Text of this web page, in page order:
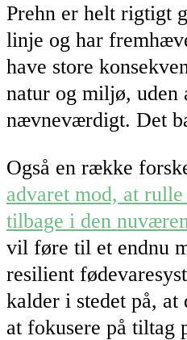
Prehn er helt rigtigt
linje og har
have store
natur og miljø, uden
nævneværdigt. Det
Også en række
advaret mod, at
tilbage i den
vil føre til et endnu
resilient
kalder i stedet på,
at fokusere på tiltag